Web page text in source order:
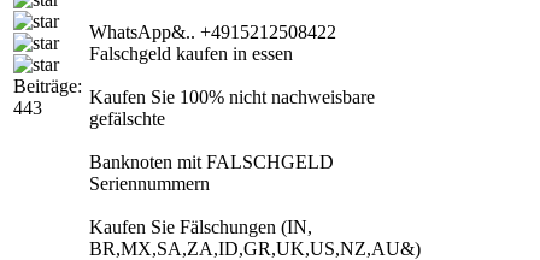
Beiträge:
443
WhatsApp&.. +4915212508422
Falschgeld kaufen in essen
Kaufen Sie 100% nicht nachweisbare
gefälschte
Banknoten mit FALSCHGELD
Seriennummern
Kaufen Sie Fälschungen (IN,
BR,MX,SA,ZA,ID,GR,UK,US,NZ,AU&)